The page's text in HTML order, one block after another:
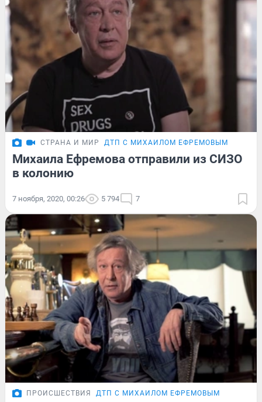
СТРАНА И МИР ДТП С МИХАИЛОМ ЕФРЕМОВЫМ
Михаила Ефремова отправили из СИЗО
в колонию
7 ноября, 2020, 00:26 5 794 7
ПРОИСШЕСТВИЯ ДТП С МИХАИЛОМ ЕФРЕМОВЫМ